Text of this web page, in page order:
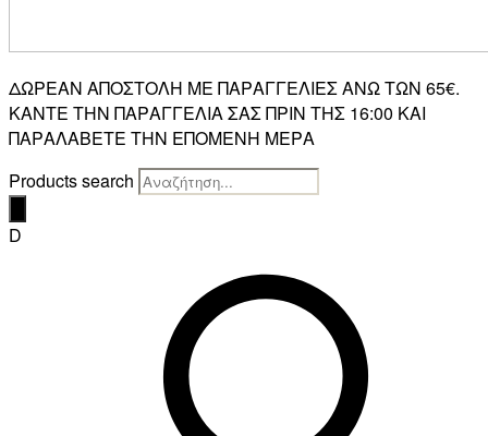
ΔΩΡΕΑΝ ΑΠΟΣΤΟΛΗ ΜΕ ΠΑΡΑΓΓΕΛΙΕΣ ΑΝΩ ΤΩΝ 65€.
ΚΑΝΤΕ ΤΗΝ ΠΑΡΑΓΓΕΛΙΑ ΣΑΣ ΠΡΙΝ ΤΗΣ 16:00 ΚΑΙ
ΠΑΡΑΛΑΒΕΤΕ ΤΗΝ ΕΠΟΜΕΝΗ ΜΕΡΑ
Products search
D